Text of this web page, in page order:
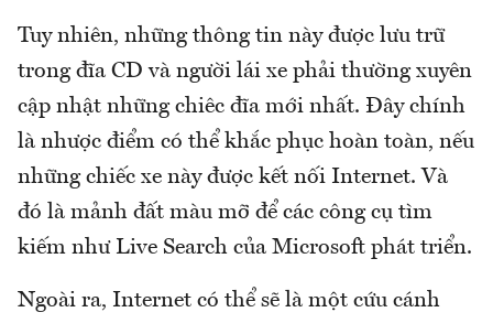
Tuy nhiên, những thông tin này được lưu trữ
trong đĩa CD và người lái xe phải thường xuyên
cập nhật những chiêc đĩa mới nhất. Đây chính
là nhược điểm có thể khắc phục hoàn toàn, nếu
những chiếc xe này được kết nối Internet. Và
đó là mảnh đất màu mỡ để các công cụ tìm
kiếm như Live Search của Microsoft phát triển.
Ngoài ra, Internet có thể sẽ là một cứu cánh